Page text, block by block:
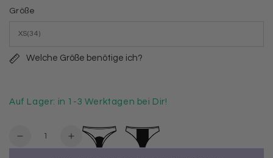
Größe
Welche Größe benötige ich?
Auf Lager: in 1-3 Werktagen bei Dir!
Verringere Erhöhe